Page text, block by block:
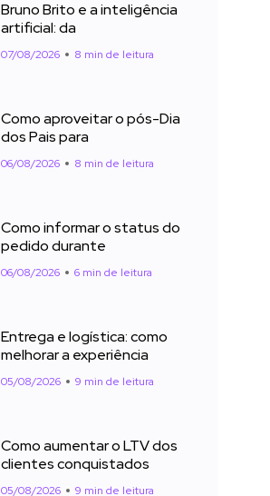
Bruno Brito e a inteligência
artificial: da
07/08/2026 8 min de leitura
Como aproveitar o pós-Dia
dos Pais para
06/08/2026 8 min de leitura
Como informar o status do
pedido durante
06/08/2026 6 min de leitura
Entrega e logística: como
melhorar a experiência
05/08/2026 9 min de leitura
Como aumentar o LTV dos
clientes conquistados
05/08/2026 9 min de leitura